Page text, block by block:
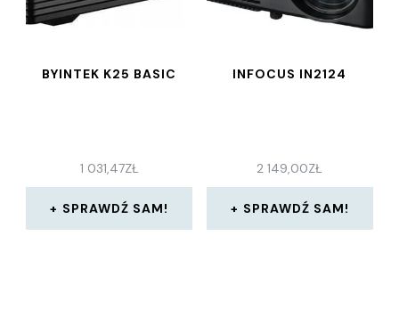
BYINTEK K25 BASIC
1 031,47ZŁ
SPRAWDŹ SAM!
INFOCUS IN2124
2 149,00ZŁ
SPRAWDŹ SAM!